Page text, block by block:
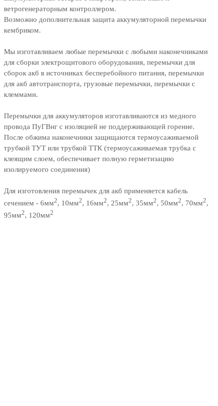
ветрогенераторным контроллером.
Возможно дополнительная защита аккумуляторной перемычки
кембриком.
Мы изготавливаем любые перемычки с любыми наконечниками
для сборки электрощитового оборудования, перемычки для
сборок акб в источниках бесперебойного питания, перемычки
для акб автотранспорта, грузовые перемычки, перемычки с
клеммами.
Перемычки для аккумуляторов изготавливаются из медного
провода ПуГВнг с изоляцией не поддерживающей горение.
После обжима наконечники защищаются термоусаживаемой
трубкой ТУТ или трубкой ТТК (термоусаживаемая трубка с
клеящим слоем, обеспечивает полную герметизацию
изолируемого соединения)
Для изготовления перемычек для акб применяется кабель
сечением - 6мм2, 10мм2, 16мм2, 25мм2, 35мм2, 50мм2, 70мм2,
95мм2, 120мм2